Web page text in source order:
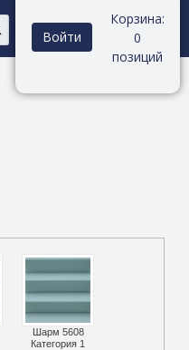
Войти
Корзина:
0
позиций
Шарм 5608
Категория 1